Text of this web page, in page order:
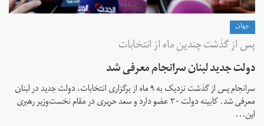
جهان
پس از گذشت چندین ماه از انتخابات
دولت جدید لبنان سرانجام معرفی شد
سرانجام پس از گذشت نزدیک به ۹ ماه از برگزاری انتخابات، دولت جدید در لبنان
معرفی شد. کابینه دولت ۳۰ عضو دارد و سعد حریری در مقام نخست‌وزیر رهبری
این...